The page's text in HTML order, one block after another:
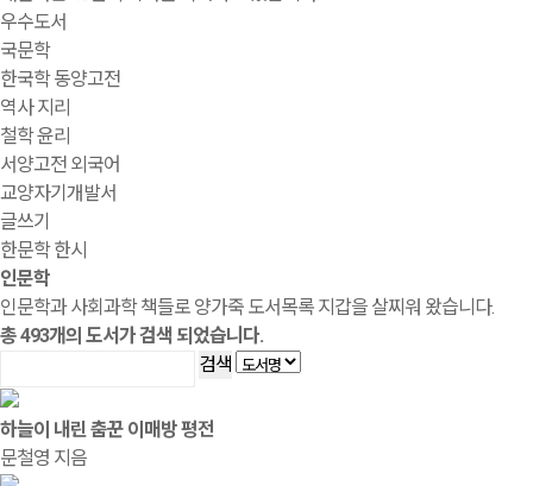
우수도서
국문학
한국학 동양고전
역사 지리
철학 윤리
서양고전 외국어
교양자기개발서
글쓰기
한문학 한시
인문학
인문학과 사회과학 책들로 양가죽 도서목록 지갑을 살찌워 왔습니다.
총493개의 도서가 검색 되었습니다.
검색
하늘이 내린 춤꾼 이매방 평전
문철영 지음